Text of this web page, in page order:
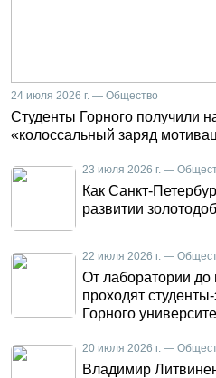
24 июля 2026 г. — Общество
Студенты Горного получили
«колоссальный заряд
23 июля 2026 г. —
Как Санкт-
развитии
22 июля 2026 г. —
От лаборатории до
проходят
Горного
20 июля 2026 г. —
Владимир